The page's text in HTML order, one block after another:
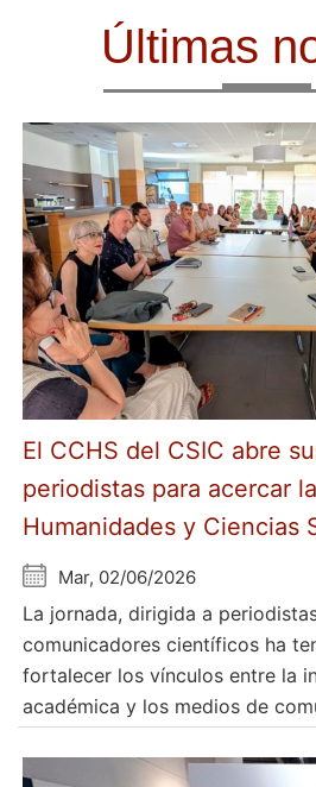
Últimas
El CCHS del CSIC abre
periodistas para acercar
Humanidades y Ciencias
Mar, 02/06/2026
La jornada, dirigida a
comunicadores científicos ha
fortalecer los vínculos entre la
académica y los medios de